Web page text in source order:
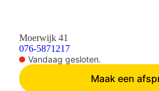
Moerwijk 41
076-5871217
Vandaag gesloten.
Maak een